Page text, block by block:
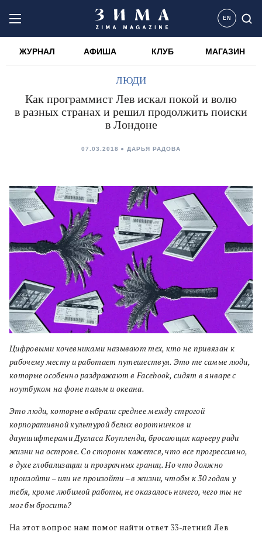
EN
ЖУРНАЛ АФИША КЛУБ МАГАЗИН
ЛЮДИ
Как программист Лев искал покой и волю
в разных странах и решил продолжить поиски
в Лондоне
07.03.2018 ДАРЬЯ РАДОВА
Цифровыми кочевниками называют тех, кто не привязан к
рабочему месту и работает путешествуя. Это те самые люди,
которые особенно раздражают в Facebook, сидят в январе с
ноутбуком на фоне пальм и океана.
Это люди, которые выбрали среднее между строгой
корпоративной культурой белых воротничков и
дауншифтерами Дугласа Коупленда, бросающих карьеру ради
жизни на острове. Со стороны кажется, что все прогрессивно,
в духе глобализации и прозрачных границ. Но что должно
произойти – или не произойти – в жизни, чтобы к 30 годам у
тебя, кроме любимой работы, не оказалось ничего, чего ты не
мог бы бросить?
На этот вопрос нам помог найти ответ 33-летний Лев